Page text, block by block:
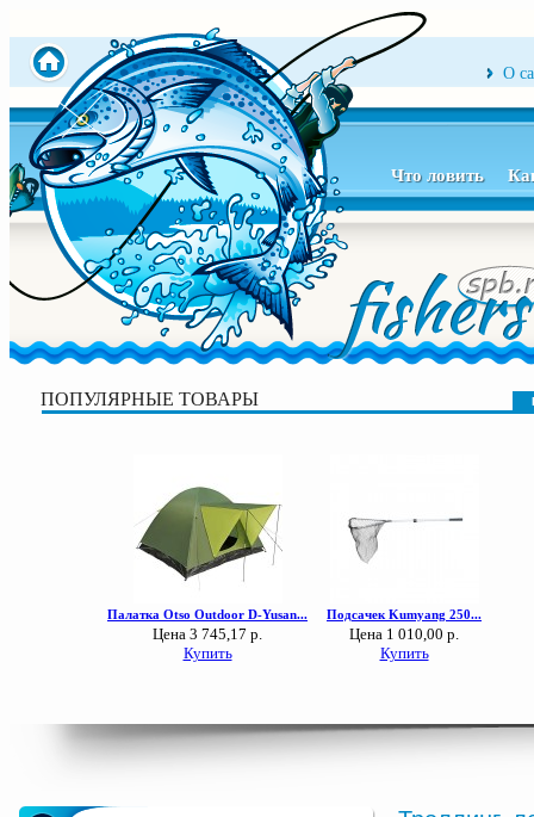
О
Что ловить
ПОПУЛЯРНЫЕ ТОВАРЫ